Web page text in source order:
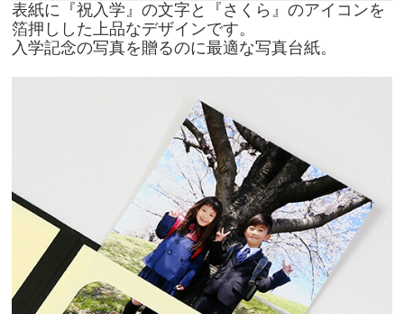
表紙に『祝入学』の文字と『さくら』のアイコンを
箔押しした上品なデザインです。
入学記念の写真を贈るのに最適な写真台紙。